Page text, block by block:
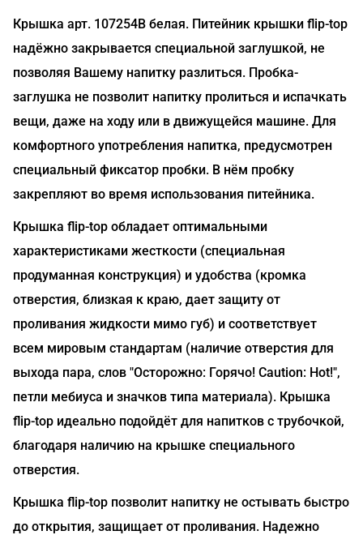
Крышка арт. 107254B белая. Питейник крышки flip-top
надёжно закрывается специальной заглушкой, не
позволяя Вашему напитку разлиться. Пробка-
заглушка не позволит напитку пролиться и испачкать
вещи, даже на ходу или в движущейся машине. Для
комфортного употребления напитка, предусмотрен
специальный фиксатор пробки. В нём пробку
закрепляют во время использования питейника.
Крышка flip-top обладает оптимальными
характеристиками жесткости (специальная
продуманная конструкция) и удобства (кромка
отверстия, близкая к краю, дает защиту от
проливания жидкости мимо губ) и соответствует
всем мировым стандартам (наличие отверстия для
выхода пара, слов "Осторожно: Горячо! Caution: Hot!",
петли мебиуса и значков типа материала). Крышка
flip-top идеально подойдёт для напитков с трубочкой,
благодаря наличию на крышке специального
отверстия.
Крышка flip-top позволит напитку не остывать быстро
до открытия, защищает от проливания. Надежно